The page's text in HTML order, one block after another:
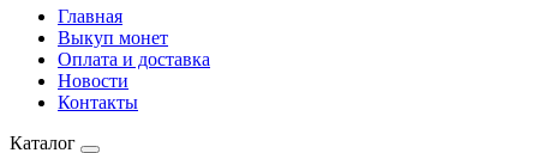
Главная
Выкуп монет
Оплата и доставка
Новости
Контакты
Каталог